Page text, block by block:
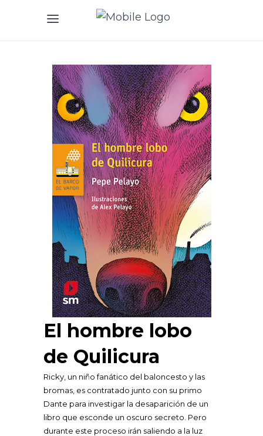
El hombre lobo
de Quilicura
Ricky, un niño fanático del baloncesto y las
bromas, es contratado junto con su primo
Dante para investigar la desaparición de un
libro que esconde un oscuro secreto. Pero
durante este proceso irán saliendo a la luz